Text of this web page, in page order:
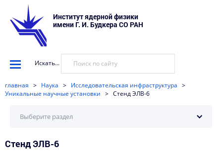
Институт ядерной физики
имени Г. И. Будкера СО РАН
Искать...
главная > Наука > Исследовательская инфраструктура >
Уникальные научные установки > Стенд ЭЛВ-6
Регламент доступа к оборудованию
Выберите раздел
Стенд ЭЛВ-6